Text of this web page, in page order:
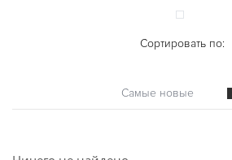
Сортировать по:
Самые новые